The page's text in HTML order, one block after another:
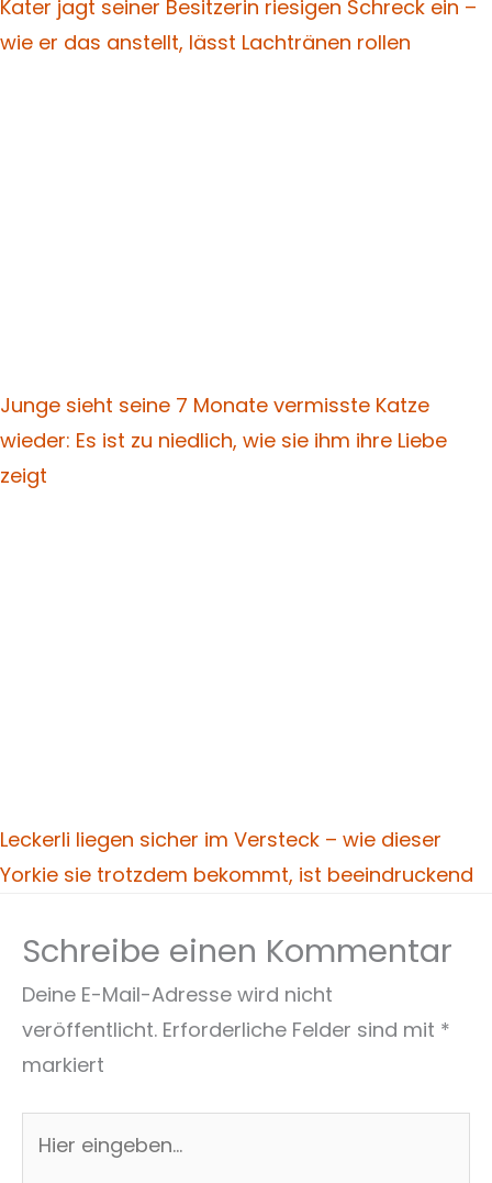
Kater jagt seiner Besitzerin riesigen Schreck ein –
wie er das anstellt, lässt Lachtränen rollen
Junge sieht seine 7 Monate vermisste Katze
wieder: Es ist zu niedlich, wie sie ihm ihre Liebe
zeigt
Leckerli liegen sicher im Versteck – wie dieser
Yorkie sie trotzdem bekommt, ist beeindruckend
Schreibe einen Kommentar
Deine E-Mail-Adresse wird nicht
veröffentlicht. Erforderliche Felder sind mit *
markiert
eingeben…